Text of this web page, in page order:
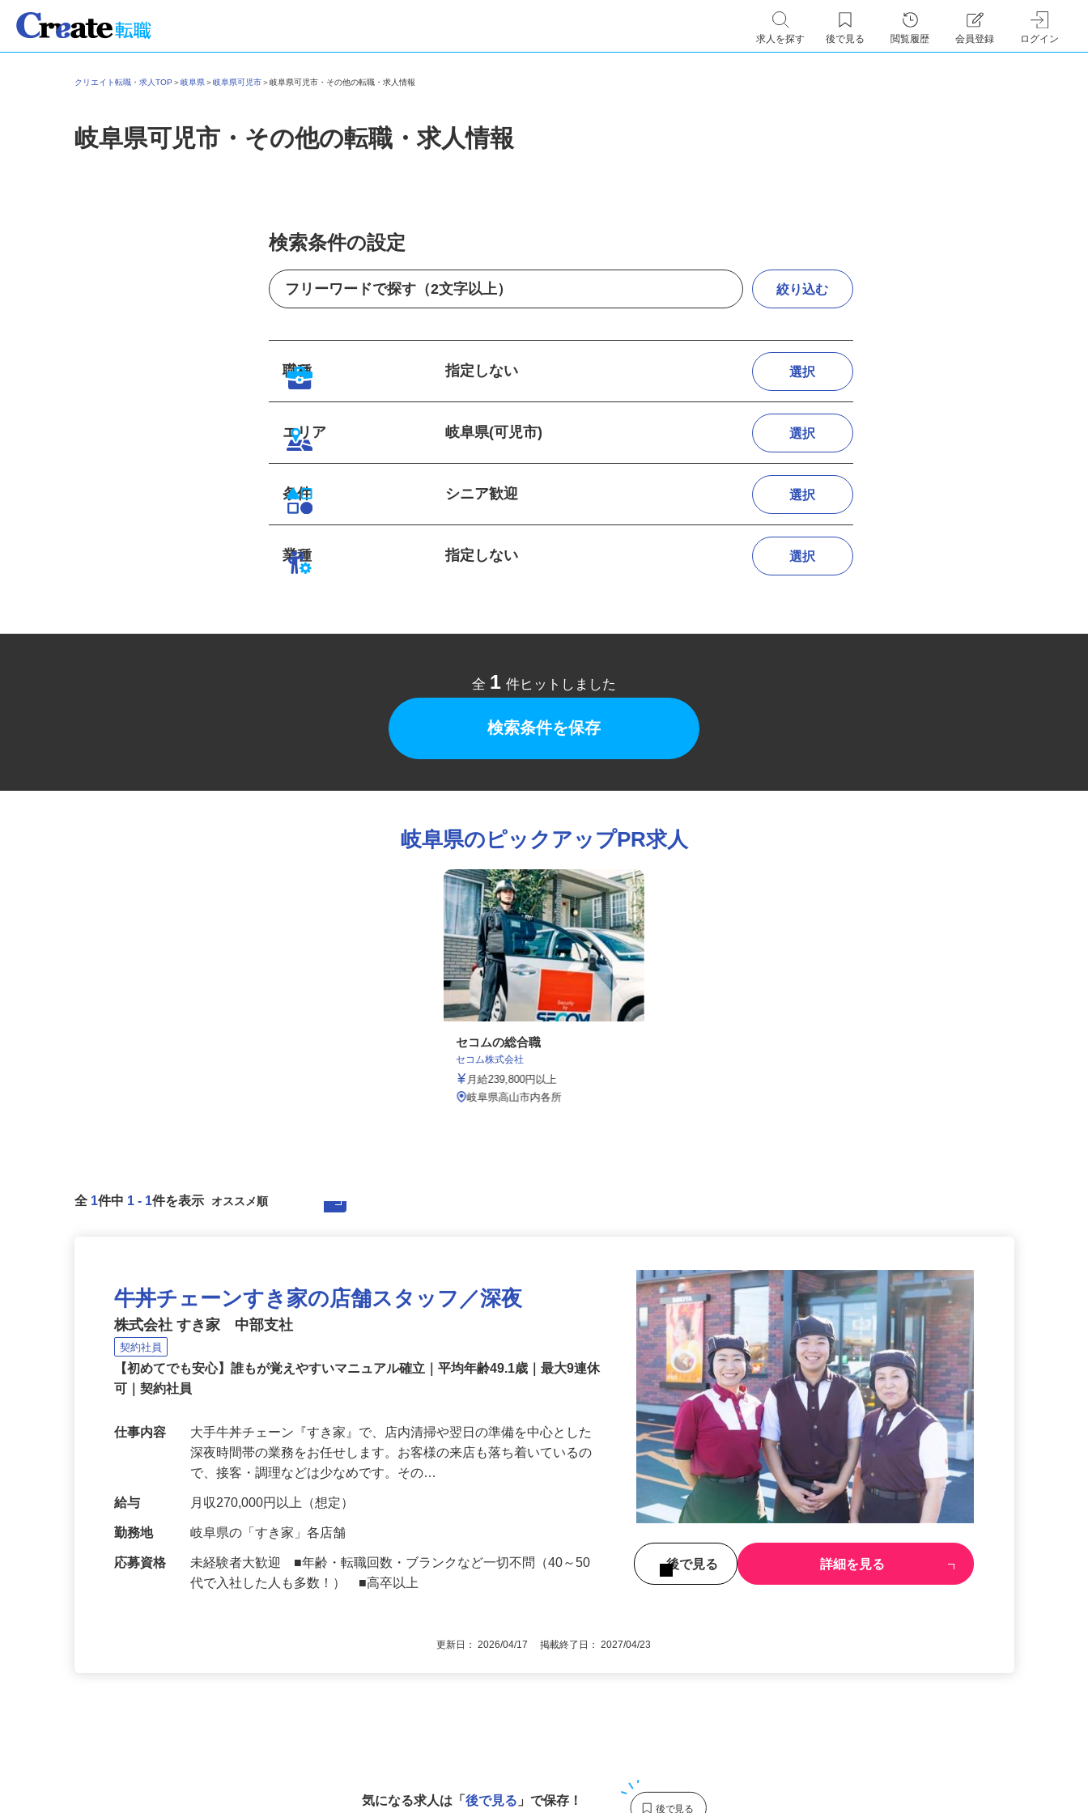
求人を探す 後で見る 閲覧履歴 会員登録 ログイン
クリエイト転職・求人TOP＞岐阜県＞岐阜県可児市＞岐阜県可児市・その他の転職・求人情報
岐阜県可児市・その他の転職・求人情報
検索条件の設定
絞り込む
職種 指定しない 選択
エリア 岐阜県(可児市) 選択
条件 シニア歓迎 選択
業種 指定しない 選択
全1件ヒットしました
検索条件を保存
岐阜県のピックアップPR求人
セコムの総合職
セコム株式会社
月給239,800円以上
牛丼チェーンすき家の店舗スタッフ／深夜
株式会社 すき家 中部支社
契約社員
【初めてでも安心】誰もが覚えやすいマニュアル確立｜平均年齢49.1歳｜最大9連休
大手牛丼チェーン『すき家』で、店内清掃や翌日の準備を中心とした
深夜時間帯の業務をお任せします。お客様の来店も落ち着いているの
で、接客・調理などは少なめです。その…
給与 月収270,000円以上（想定）
勤務地 岐阜県の「すき家」各店舗
未経験者大歓迎 ■年齢・転職回数・ブランクなど一切不問（40～50 後で見る 詳細を見る